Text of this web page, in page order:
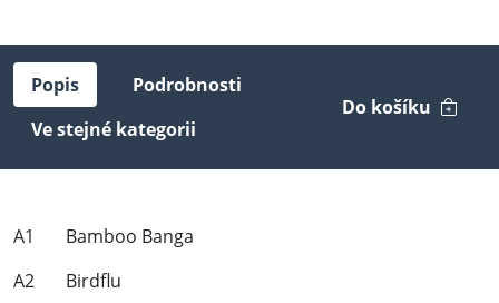
Popis
Podrobnosti
Ve stejné kategorii
Do košíku
A1 Bamboo Banga
A2 Birdflu